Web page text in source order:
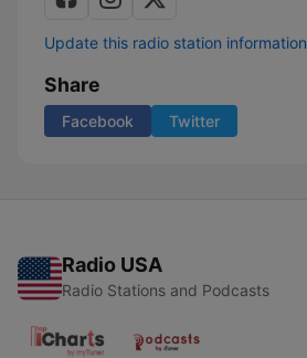
Update this radio station information
Share
Facebook Twitter
Radio USA
Radio Stations and Podcasts